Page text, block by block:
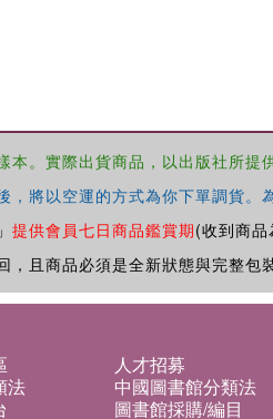
。實際出貨商品，以出版社所
將以空運的方式為你下單調貨
提供會員七日商品鑑賞期(收到商品
且商品必須是全新狀態與完整包
人才招募
法 中國圖書館分類法
圖書館採購/編目